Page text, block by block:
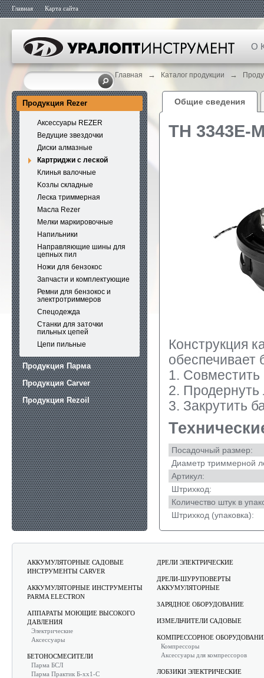
Главная Карта сайта
О
Главная → Каталог продукции →
Продукция Rezer
Аксессуары REZER
Ведущие звездочки
Диски алмазные
Картриджи с леской
Клинья валочные
Kозлы складные
Леска триммерная
Масла Rezer
Мелки маркировочные
Напильники
Направляющие шины для
цепных пил
Ножи для бензокос
Запчасти и комплектующие
Ремни для бензокос и
электротриммеров
Спецодежда
Станки для заточки
пильных цепей
Цепи пильные
Продукция Парма
Продукция Carver
Продукция Rezoil
Общие сведения
ТН 3343E-
Конструкция
обеспечивает
1. Совместить
2. Продернуть
3. Закрутить
Посадочный размер:
Диаметр триммерной
Артикул:
Штрихкод:
Количество штук в
Штрихкод (упаковка):
АККУМУЛЯТОРНЫЕ САДОВЫЕ
ИНСТРУМЕНТЫ CARVER
АККУМУЛЯТОРНЫЕ ИНСТРУМЕНТЫ
PARMA ELECTRON
АППАРАТЫ МОЮЩИЕ ВЫСОКОГО
ДАВЛЕНИЯ
Электрические
Аксессуары
БЕТОНОСМЕСИТЕЛИ
Парма БСЛ
Парма Практик Б-хх1-С
ДРЕЛИ ЭЛЕКТРИЧЕСКИЕ
ДРЕЛИ-ШУРУПОВЕРТЫ
АККУМУЛЯТОРНЫЕ
ЗАРЯДНОЕ ОБОРУДОВАНИЕ
ИЗМЕЛЬЧИТЕЛИ САДОВЫЕ
КОМПРЕССОРНОЕ
Компрессоры
Аксессуары для компрессоров
ЛОБЗИКИ ЭЛЕКТРИЧЕСКИЕ